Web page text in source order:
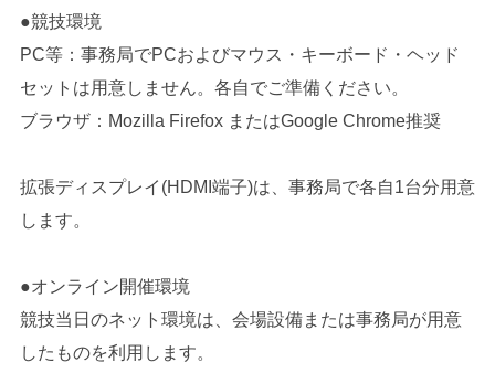
●競技環境
PC等：事務局でPCおよびマウス・キーボード・ヘッド
セットは用意しません。各自でご準備ください。
ブラウザ：Mozilla Firefox またはGoogle Chrome推奨
拡張ディスプレイ(HDMI端子)は、事務局で各自1台分用意
します。
●オンライン開催環境
競技当日のネット環境は、会場設備または事務局が用意
したものを利用します。